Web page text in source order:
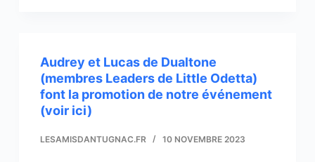
Audrey et Lucas de Dualtone
(membres Leaders de Little Odetta)
font la promotion de notre événement
(voir ici)
LESAMISDANTUGNAC.FR 10 NOVEMBRE 2023